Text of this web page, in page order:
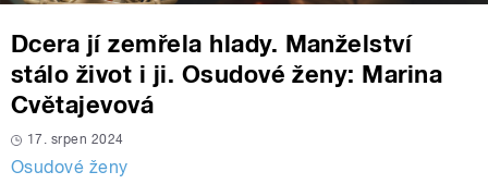
Dcera jí zemřela hlady. Manželství
stálo život i ji. Osudové ženy: Marina
Cvětajevová
17. srpen 2024
Osudové ženy